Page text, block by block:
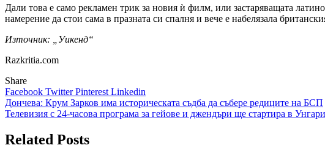
Дали това е само рекламен трик за новия ѝ филм, или застаряващата
намерение да стои сама в празната си спалня и вече е набелязала
Източник: „Уикенд“
Razkritia.com
Share
Facebook TwitterPinterest Linkedin
Навигация
Дончева: Крум Зарков има историческата съдба да събере редиците на БСП
Телевизия с 24-часова програма за гейове и джендъри ще стартира в
Related Posts